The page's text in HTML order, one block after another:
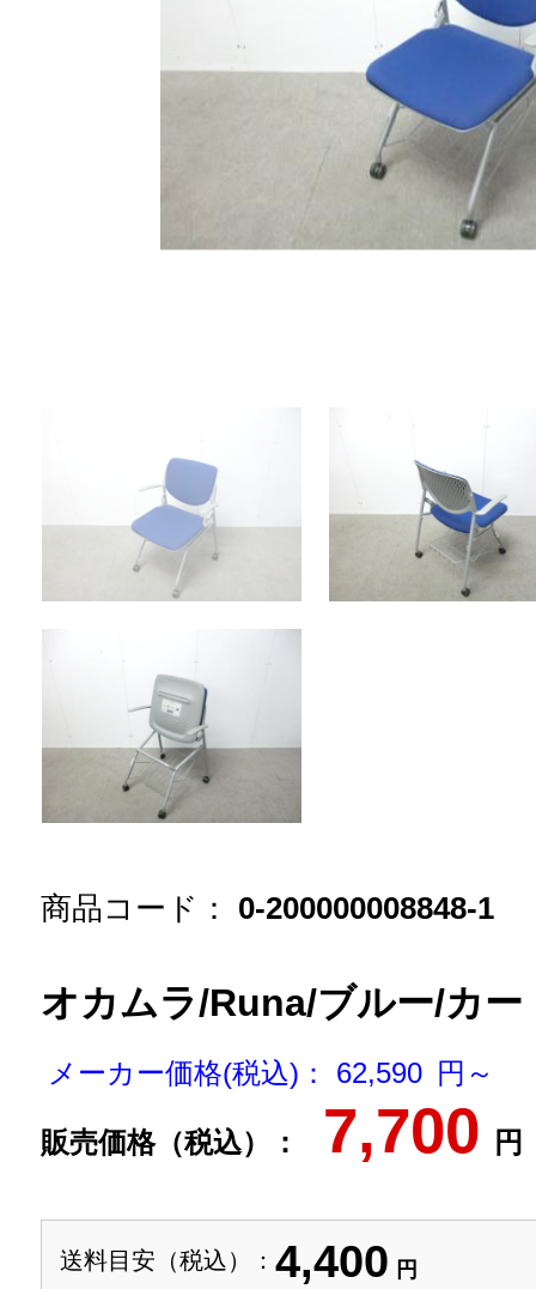
商品コード： 0-200000008848-1
オカムラ/Runa/ブルー/カー
メーカー価格(税込)： 62,590 円～
販売価格（税込）： 7,700 円
送料目安（税込）： 4,400 円